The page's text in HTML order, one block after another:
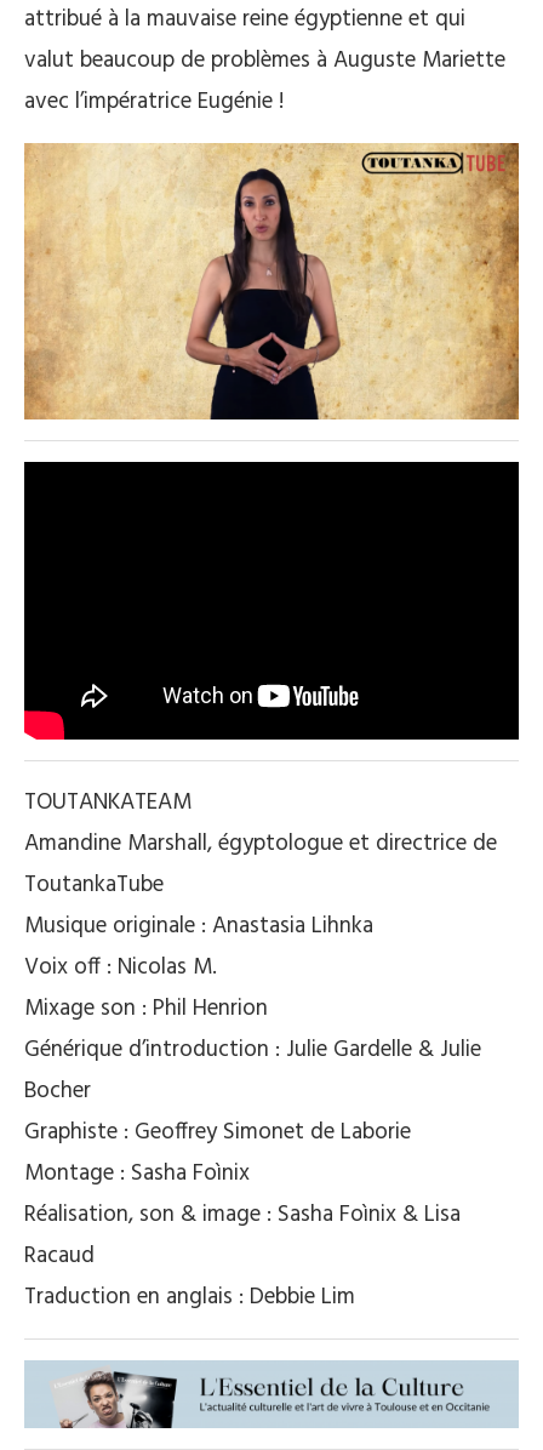
attribué à la mauvaise reine égyptienne et qui
valut beaucoup de problèmes à Auguste Mariette
avec l’impératrice Eugénie !
TOUTANKATEAM
Amandine Marshall, égyptologue et directrice de
ToutankaTube
Musique originale : Anastasia Lihnka
Voix off : Nicolas M.
Mixage son : Phil Henrion
Générique d’introduction : Julie Gardelle & Julie
Bocher
Graphiste : Geoffrey Simonet de Laborie
Montage : Sasha Foìnix
Réalisation, son & image : Sasha Foìnix & Lisa
Racaud
Traduction en anglais : Debbie Lim